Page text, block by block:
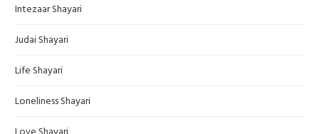
Intezaar Shayari
Judai Shayari
Life Shayari
Loneliness Shayari